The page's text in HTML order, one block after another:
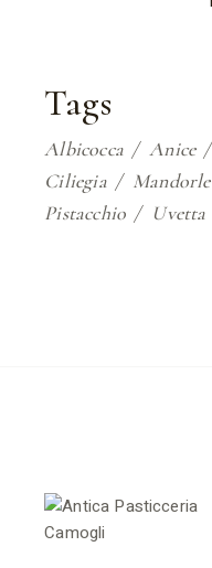
Tags
Albicocca Anice
Ciliegia
Mandorle
Pistacchio
Uvetta